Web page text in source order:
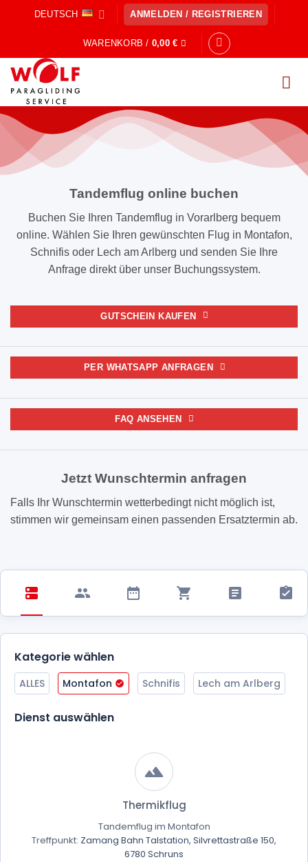
DEUTSCH ANMELDEN / REGISTRIEREN
WARENKORB / 0,00€
Tandemflug online buchen
Buchen Sie Ihren Tandemflug in Vorarlberg bequem
online. Wählen Sie Ihren gewünschten Flug in Montafon,
Schnifis oder Lech am Arlberg und senden Sie Ihre
Anfrage direkt über unser Buchungssystem.
GUTSCHEIN KAUFEN
PER WHATSAPP ANFRAGEN
FAQ ANSEHEN
Jetzt Wunschtermin anfragen
Falls Ihr Wunschtermin wetterbedingt nicht möglich ist,
stimmen wir gemeinsam einen passenden Ersatztermin ab.
Kategorie wählen
ALLES Montafon Schnifis Lech am Arlberg
Dienst auswählen
Thermikflug
Tandemflug im Montafon
Treffpunkt: Zamang Bahn Talstation, Silvrettastraße 150,
6780 Schruns